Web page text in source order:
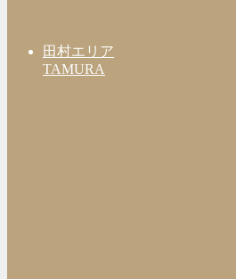
田村エリア
TAMURA